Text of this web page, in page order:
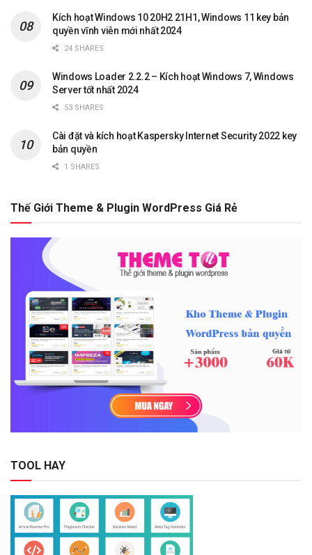
Kích hoạt Windows 10 20H2 21H1, Windows 11 key bản
quyền vĩnh viễn mới nhất 2024
24 SHARES
Windows Loader 2.2.2 – Kích hoạt Windows 7, Windows
Server tốt nhất 2024
53 SHARES
Cài đặt và kích hoạt Kaspersky Internet Security 2022 key
bản quyền
1 SHARES
Thế Giới Theme & Plugin WordPress Giá Rẻ
TOOL HAY